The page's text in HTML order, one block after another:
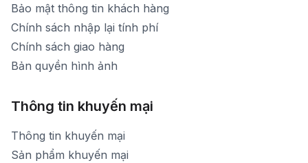
Bảo mật thông tin khách hàng
Chính sách nhập lại tính phí
Chính sách giao hàng
Bản quyền hình ảnh
Thông tin khuyến mại
Thông tin khuyến mại
Sản phẩm khuyến mại